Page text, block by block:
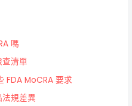
嗎
清單
FDA MoCRA 要求
規差異